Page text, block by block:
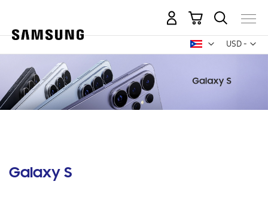
USD -
dólar
Mi carrito
Galaxy S